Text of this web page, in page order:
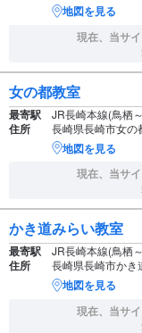
地図を見る
現在、当サ
女の都教室
最寄駅 JR長崎本線(鳥栖
住所 長崎県長崎市女
地図を見る
現在、当サ
かき道みらい教室
最寄駅 JR長崎本線(鳥栖
住所 長崎県長崎市か
地図を見る
現在、当サ